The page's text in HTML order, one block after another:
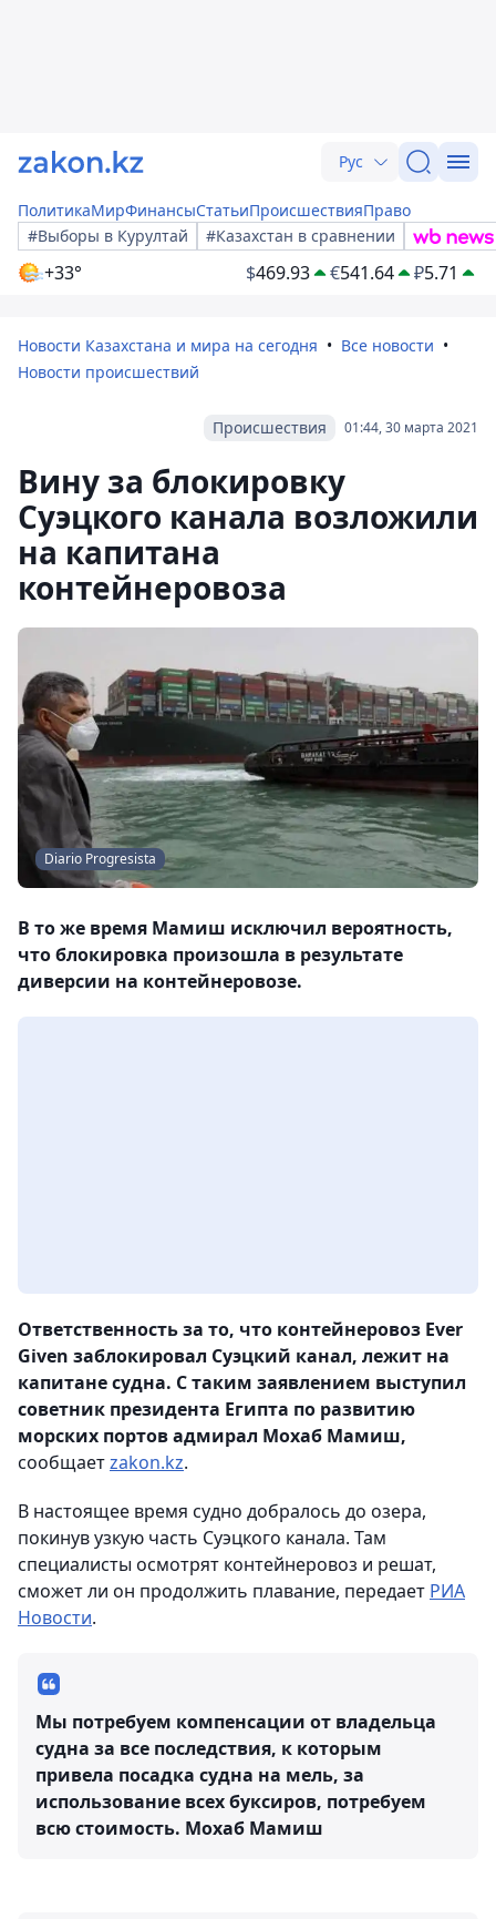
Рус
ПолитикаМирФинансыСтатьиПроисшествияПраво
#Выборы в Курултай
#Казахстан в сравнении
+33° $469.93 €541.64 ₽5.71
Новости Казахстана и мира на сегодня
Все новости
Новости происшествий
01:44, 30 марта 2021
Происшествия
Вину за блокировку
Суэцкого канала возложили
на капитана
контейнеровоза
Diario Progresista
В то же время Мамиш исключил вероятность,
что блокировка произошла в результате
диверсии на контейнеровозе.
Ответственность за то, что контейнеровоз Ever
Given заблокировал Суэцкий канал, лежит на
капитане судна. С таким заявлением выступил
советник президента Египта по развитию
морских портов адмирал Мохаб Мамиш,
сообщаетzakon.kz.
В настоящее время судно добралось до озера,
покинув узкую часть Суэцкого канала. Там
специалисты осмотрят контейнеровоз и решат,
сможет ли он продолжить плавание, передает РИА
Новости.
Мы потребуем компенсации от владельца
судна за все последствия, к которым
привела посадка судна на мель, за
использование всех буксиров, потребуем
всю стоимость. Мохаб Мамиш